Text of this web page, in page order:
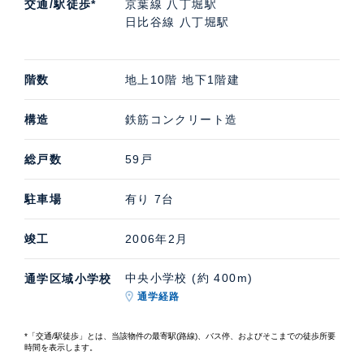
交通/駅徒歩*
京葉線 八丁堀駅
日比谷線 八丁堀駅
階数 地上10階 地下1階建
構造 鉄筋コンクリート造
総戸数 59戸
駐車場 有り 7台
竣工 2006年2月
通学区域小学校 中央小学校 (約 400m)
通学経路
*「交通/駅徒歩」とは、当該物件の最寄駅(路線)、バス停、およびそこまでの徒歩所要
時間を表示します。